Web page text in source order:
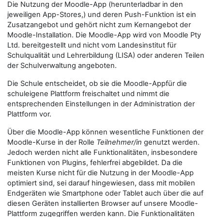
Die Nutzung der Moodle-App (herunterladbar in den
jeweiligen App-Stores,) und deren Push-Funktion ist ein
Zusatzangebot und gehört nicht zum Kernangebot der
Moodle-Installation. Die Moodle-App wird von Moodle Pty
Ltd. bereitgestellt und nicht vom Landesinstitut für
Schulqualität und Lehrerbildung (LISA) oder anderen Teilen
der Schulverwaltung angeboten.
Die Schule entscheidet, ob sie die Moodle-Appfür die
schuleigene Plattform freischaltet und nimmt die
entsprechenden Einstellungen in der Administration der
Plattform vor.
Über die Moodle-App können wesentliche Funktionen der
Moodle-Kurse in der Rolle Teilnehmer/in genutzt werden.
Jedoch werden nicht alle Funktionalitäten, insbesondere
Funktionen von Plugins, fehlerfrei abgebildet. Da die
meisten Kurse nicht für die Nutzung in der Moodle-App
optimiert sind, sei darauf hingewiesen, dass mit mobilen
Endgeräten wie Smartphone oder Tablet auch über die auf
diesen Geräten installierten Browser auf unsere Moodle-
Plattform zugegriffen werden kann. Die Funktionalitäten